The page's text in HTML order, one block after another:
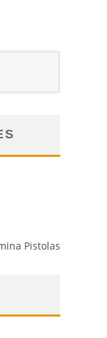
Pistolas